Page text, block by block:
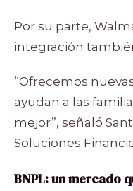
Por su parte,
integración
“Ofrecemos
ayudan a las
mejor”, señaló
Soluciones
BNPL: un mercado